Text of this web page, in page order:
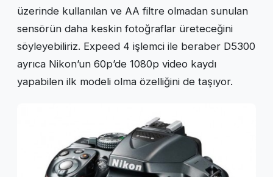
üzerinde kullanılan ve AA filtre olmadan sunulan
sensörün daha keskin fotoğraflar üreteceğini
söyleyebiliriz. Expeed 4 işlemci ile beraber D5300
ayrıca Nikon’un 60p’de 1080p video kaydı
yapabilen ilk modeli olma özelliğini de taşıyor.